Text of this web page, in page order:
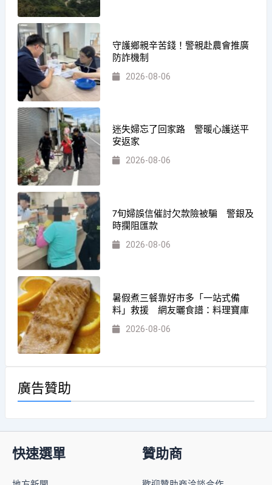
守護鄉親辛苦錢！警親赴農會推廣
防詐機制
2026-08-06
迷失婦忘了回家路 警暖心護送平
安返家
2026-08-06
7旬婦誤信催討欠款險被騙 警銀及
時攔阻匯款
2026-08-06
暑假煮三餐靠好市多「一站式備
料」救援 網友曬食譜：料理寶庫
2026-08-06
廣告贊助
快速選單 贊助商